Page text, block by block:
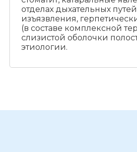
отделах дыхательных
изъязвления,
(в составе комплексной
слизистой оболочки
этиологии.